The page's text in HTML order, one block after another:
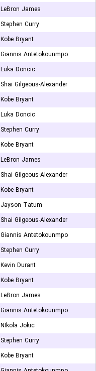
LeBron James
Stephen Curry
Kobe Bryant
Giannis Antetokounmpo
Luka Doncic
Shai Gilgeous-Alexander
Kobe Bryant
Luka Doncic
Stephen Curry
Kobe Bryant
LeBron James
Shai Gilgeous-Alexander
Kobe Bryant
Jayson Tatum
Shai Gilgeous-Alexander
Giannis Antetokounmpo
Stephen Curry
Kevin Durant
Kobe Bryant
LeBron James
Giannis Antetokounmpo
NIkola Jokic
Stephen Curry
Kobe Bryant